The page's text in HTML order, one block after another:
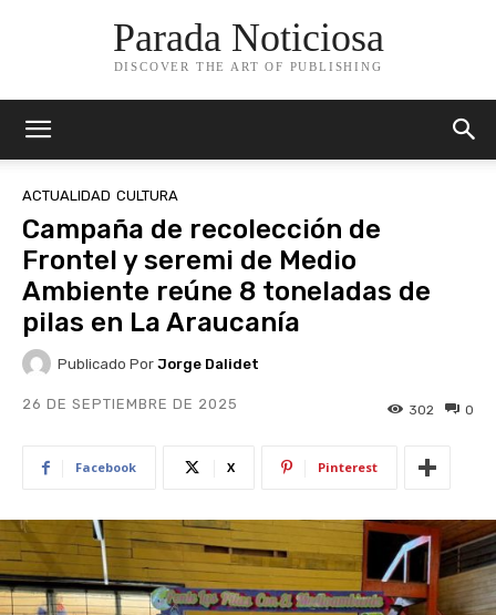
Parada Noticiosa
DISCOVER THE ART OF PUBLISHING
ACTUALIDAD CULTURA
Campaña de recolección de
Frontel y seremi de Medio
Ambiente reúne 8 toneladas de
pilas en La Araucanía
Publicado Por Jorge Dalidet
26 DE SEPTIEMBRE DE 2025 0
302
Facebook X Pinterest